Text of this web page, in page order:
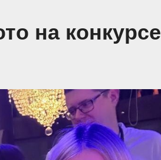
на конкурсе